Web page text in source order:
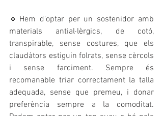
🔹Hem d'optar per un sostenidor amb
materials antial·lèrgics, de cotó,
transpirable, sense costures, que els
claudàtors estiguin folrats, sense cèrcols
i sense farciment. Sempre és
recomanable triar correctament la talla
adequada, sense que premeu, i donar
preferència sempre a la comoditat.